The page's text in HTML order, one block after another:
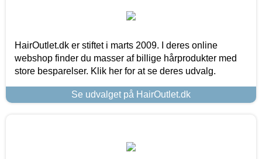
HairOutlet.dk er stiftet i marts 2009. I deres online
webshop finder du masser af billige hårprodukter med
store besparelser. Klik her for at se deres udvalg.
Se udvalget på HairOutlet.dk